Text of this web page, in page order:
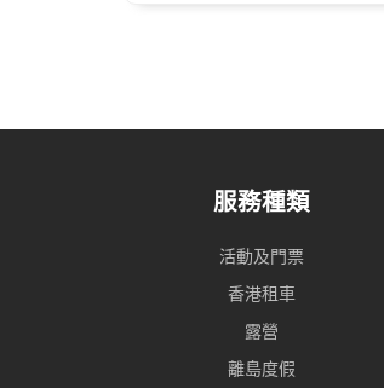
服務種類
活動及門票
香港租車
露營
離島度假